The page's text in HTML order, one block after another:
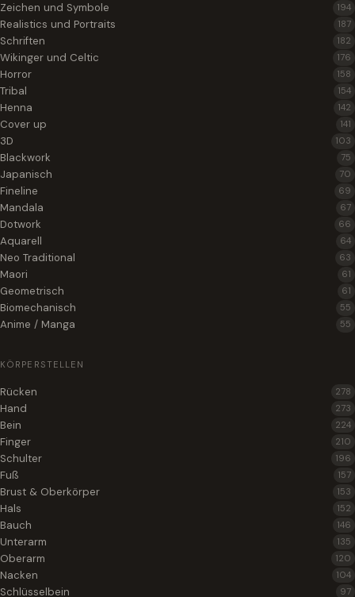
Zeichen und Symbole 194
Realistics und Portraits 187
Schriften 182
Wikinger und Celtic 176
Horror 158
Tribal 154
Henna 142
Cover up 141
3D 103
Blackwork 75
Japanisch 70
Fineline 69
Mandala 67
Dotwork 66
Aquarell 64
Neo Traditional 63
Maori 61
Geometrisch 61
Biomechanisch 55
Anime / Manga 55
KÖRPERSTELLEN
Rücken 278
Hand 273
Bein 224
Finger 210
Schulter 196
Fuß 157
Brust & Oberkörper 153
Hals 152
Bauch 146
Unterarm 135
Oberarm 120
Nacken 104
Schlüsselbein 97